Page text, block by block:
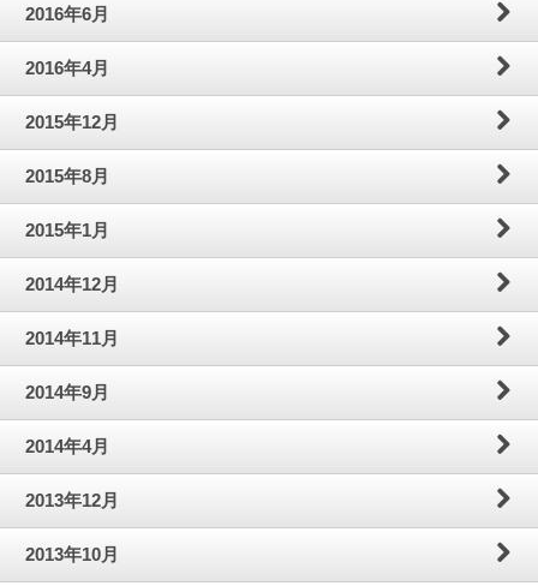
2016年6月
2016年4月
2015年12月
2015年8月
2015年1月
2014年12月
2014年11月
2014年9月
2014年4月
2013年12月
2013年10月